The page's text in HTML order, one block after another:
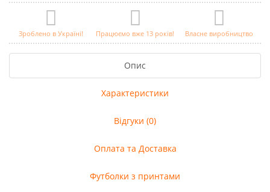
Зроблено в Україні! Працюємо вже 13 років! Власне виробництво
Опис
Характеристики
Відгуки (0)
Оплата та Доставка
Футболки з принтами